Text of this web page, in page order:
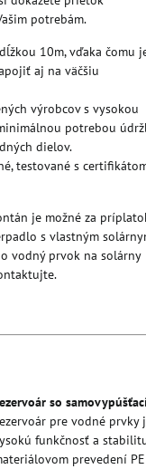
potrebám.
10m, vďaka čomu
aj na väčšiu
výrobcov s vysokou
potrebou
dielov.
testované s
je možné za
s vlastným
vodný prvok na solárny
so
pre vodné prvky
funkčnosť a
prevedení